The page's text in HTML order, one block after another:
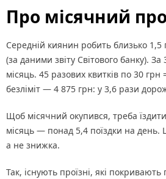
Про місячний
Середній киянин робить близько 1,5
(за даними звіту Світового банку).
місяць. 45 разових квитків по 30
безліміт — 4 875 грн: у 3,6 рази
Щоб місячний окупився, треба
місяць — понад 5,4 поїздки на день.
а не знижка.
Так, існують проїзні, які покривають